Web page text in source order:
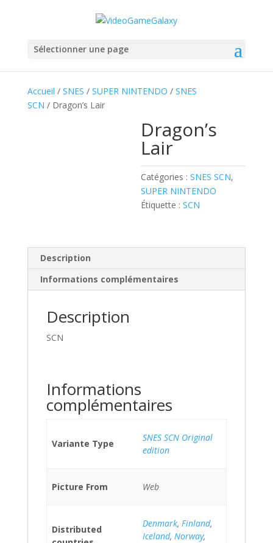
Sélectionner une page
Accueil / SNES / SUPER NINTENDO / SNES
SCN / Dragon’s Lair
Dragon’s
Lair
Catégories :SNES SCN,
SUPER NINTENDO
Étiquette :SCN
Description
Informations complémentaires
Description
SCN
Informations
complémentaires
Variante Type
SNES SCN Original
edition
Picture From Web
Distributed
Denmark, Finland,
Iceland, Norway,